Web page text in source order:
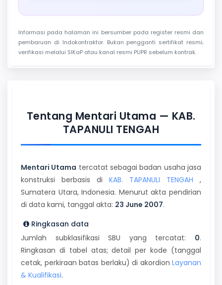
Informasi pada halaman ini bersumber pada register resmi dan
pembaruan di Indokontraktor. Bukan pengganti sertifikat resmi;
verifikasi melalui SIKaP atau kanal resmi PUPR sebelum kontrak.
Tentang Mentari Utama — KAB.
TAPANULI TENGAH
Mentari Utama tercatat sebagai badan usaha jasa
konstruksi berbasis di KAB. TAPANULI TENGAH ,
Sumatera Utara, Indonesia. Menurut akta pendirian
di data kami, tanggal akta: 23 June 2007.
Ringkasan data
Jumlah subklasifikasi SBU yang tercatat: 0.
Ringkasan di tabel atas; detail per kode (tanggal
cetak, perkiraan batas berlaku) di akordion Layanan
& Kualifikasi.